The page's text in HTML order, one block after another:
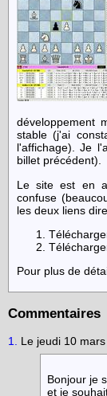
développement
stable (j'ai
l'affichage). Je
billet précédent).
Le site est en
confuse
les deux liens
Pour plus de
Commentaires
1. Le jeudi 10
Bonjour je
et je